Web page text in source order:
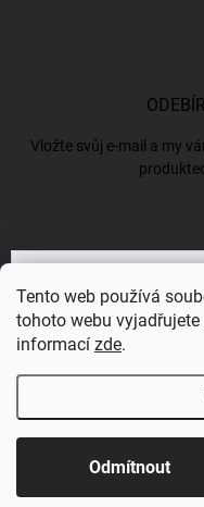
Tento web používá
tohoto webu
informací zde.
Odmítnout
Vložte svůj e-mail a my
Vložením e-mailu souhlasíte
Copyright 2026